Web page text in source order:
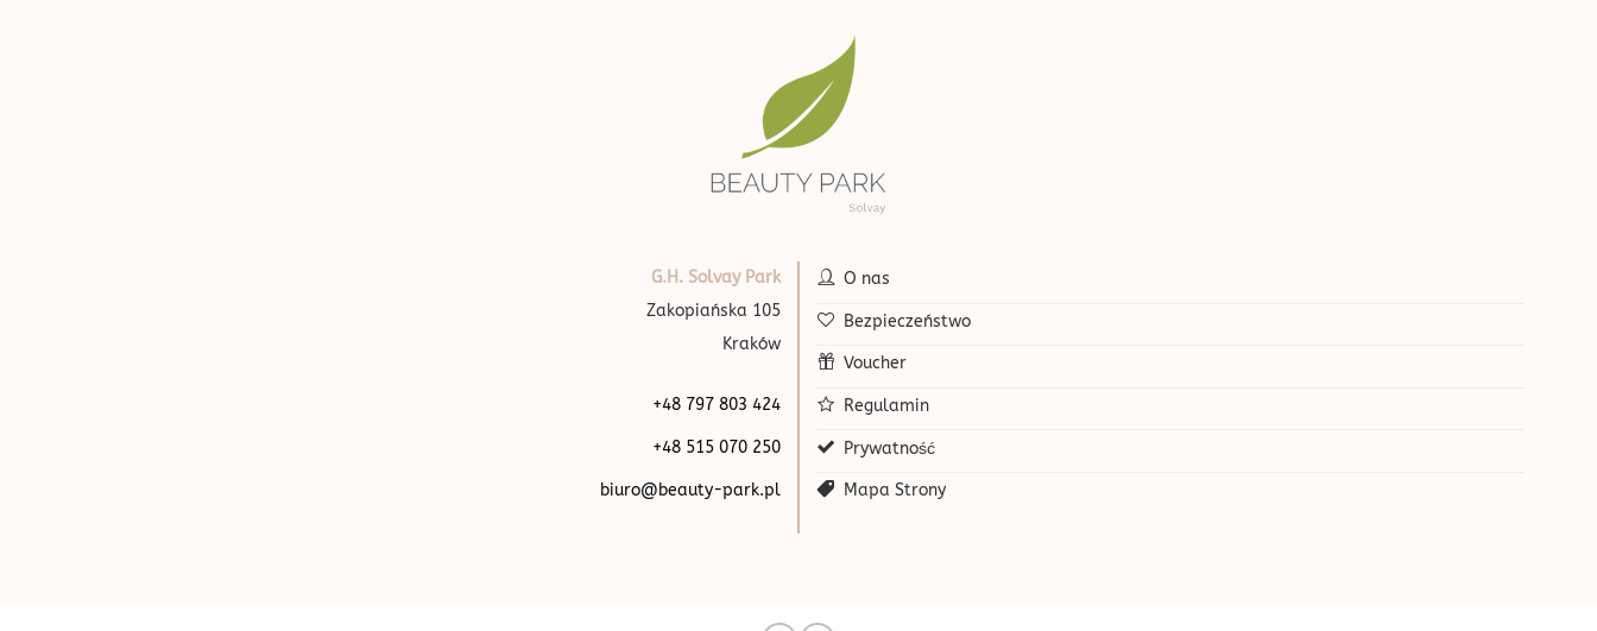
G.H. Solvay Park
Zakopiańska 105
Kraków
+48 797 803 424
+48 515 070 250
biuro@beauty-park.pl
O nas
Bezpieczeństwo
Voucher
Regulamin
Prywatność
Mapa Strony